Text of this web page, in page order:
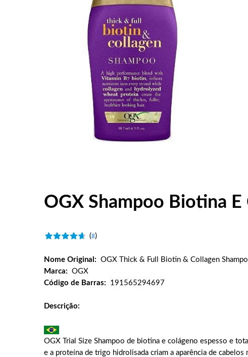
OGX Shampoo Biotina
(8)
Nome Original: OGX Thick & Full Biotin & Collagen
Marca: OGX
Código de Barras:
191565294697
Descrição:
OGX Trial Size Shampoo de biotina e colágeno espesso e
e a proteína de trigo hidrolisada criam a aparência de